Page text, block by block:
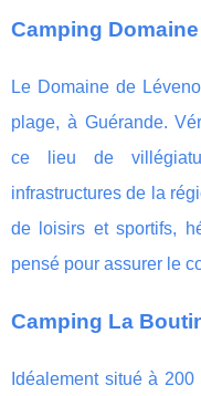
Camping
Le Domaine de
plage, à Guérande.
ce lieu de
infrastructures de la
de loisirs et sportifs,
pensé pour assurer le
Camping La
Idéalement situé à